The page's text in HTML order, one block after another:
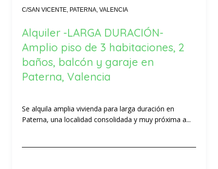
C/SAN VICENTE, PATERNA, VALENCIA
Alquiler -LARGA DURACIÓN-
Amplio piso de 3 habitaciones, 2
baños, balcón y garaje en
Paterna, Valencia
Se alquila amplia vivienda para larga duración en
Paterna, una localidad consolidada y muy próxima a...